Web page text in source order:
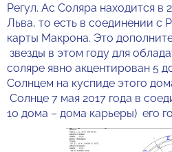
Регул. Ас Соляра находится в
Льва, то есть в соединении с
карты Макрона. Это
звезды в этом году для
соляре явно акцентирован 5
Солнцем на куспиде этого
Солнце 7 мая 2017 года в
10 дома – дома карьеры) его